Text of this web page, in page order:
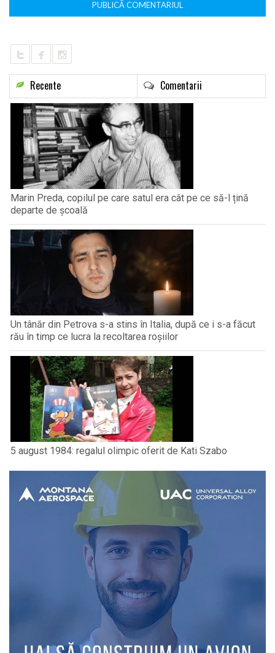
Recente Comentarii
Marin Preda, copilul pe care satul era cât pe ce să-l țină
departe de școală
Un tânăr din Petrova s-a stins în Italia, după ce i s-a făcut
rău în timp ce lucra la recoltarea roșiilor
5 august 1984: regalul olimpic oferit de Kati Szabo